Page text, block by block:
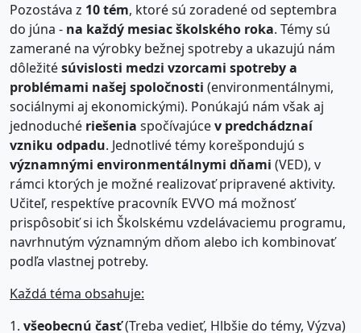
Pozostáva z 10 tém, ktoré sú zoradené od septembra
do júna - na každý mesiac školského roka. Témy sú
zamerané na výrobky bežnej spotreby a ukazujú nám
dôležitésúvislosti medzi vzorcami spotreby a
problémami našej spoločnosti (environmentálnymi,
sociálnymi aj ekonomickými). Ponúkajú nám však aj
jednoduché riešenia spočívajúcev predchádznaí
vzniku odpadu. Jednotlivé témy korešpondujú s
významnými environmentálnymi dňami (VED), v
rámci ktorých je možné realizovať pripravené aktivity.
Učiteľ, respektíve pracovník EVVO má možnosť
prispôsobiť si ich Školskému vzdelávaciemu programu,
navrhnutým významným dňom alebo ich kombinovať
podľa vlastnej potreby.
Každá téma obsahuje:
1. všeobecnú časť(Treba vedieť, Hlbšie do témy, Výzva)